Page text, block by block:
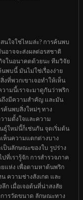
ใจใช่ไหมล่ะ? การค้นพบ
อาจจะส่งผลต่อรสชาติ
จในอนาคตด้วยนะ ทีมวิจัย
พบนี้ มันไม่ใช่เรื่องง่าย
งที่พวกเขาเจอทำให้เห็น
วามนี้เราจะมาดูกันว่าพริก
ถึงมีความสำคัญ และมัน
ค้นพบสิ่งใหม่ๆ ทาง
ามตั้งใจและความ
ธุ์ใหม่นี้ก็เช่นกัน จุดเริ่มต้น
เห็นความแตกต่างบาง
ป็นลักษณะของใบ รูปร่าง
ที่เรารู้จัก การสำรวจภาค
แห่ง เพื่อตามหาต้นพริก
ความช่างสังเกต และ
ก เมื่อเจอต้นที่น่าสงสัย
ารวัดขนาด ลักษณะทาง